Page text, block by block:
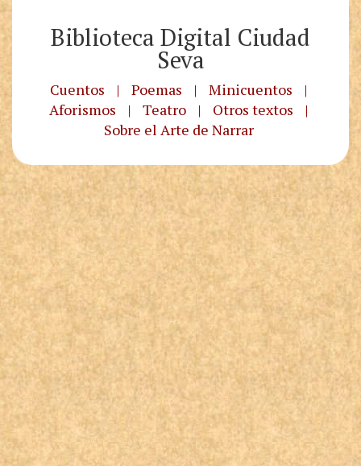
Biblioteca Digital Ciudad
Seva
Cuentos | Poemas | Minicuentos
|
Aforismos
| Teatro | Otros textos
|
Sobre el Arte de Narrar